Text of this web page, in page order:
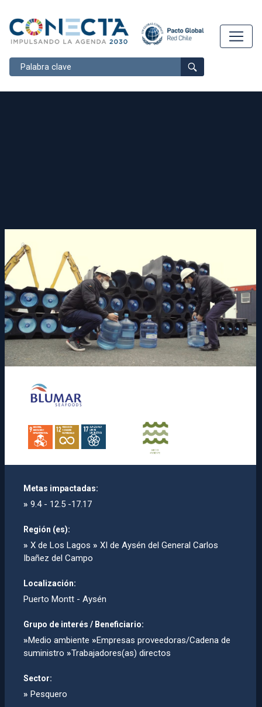
Buscar
Metas impactadas:
» 9.4 - 12.5 -17.17
Región (es):
» X de Los Lagos » XI de Aysén del General Carlos
Ibañez del Campo
Localización:
Puerto Montt - Aysén
Grupo de interés / Beneficiario:
»Medio ambiente »Empresas proveedoras/Cadena de
suministro »Trabajadores(as) directos
Sector:
» Pesquero